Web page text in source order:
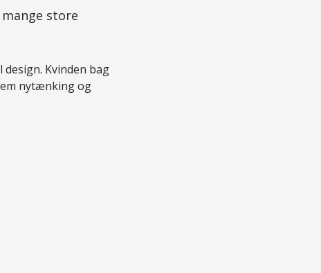
store
Kvinden bag
nytænking og